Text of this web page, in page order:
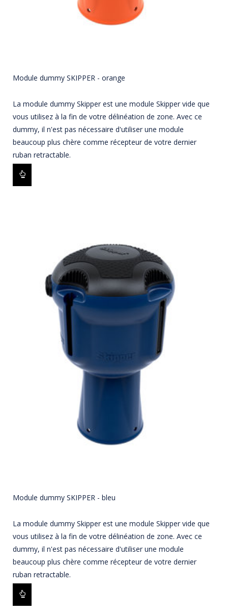
Module dummy SKIPPER - orange
La module dummy Skipper est une module Skipper vide que
vous utilisez à la fin de votre délinéation de zone. Avec ce
dummy, il n'est pas nécessaire d'utiliser une module
beaucoup plus chère comme récepteur de votre dernier
ruban retractable.
Module dummy SKIPPER - bleu
La module dummy Skipper est une module Skipper vide que
vous utilisez à la fin de votre délinéation de zone. Avec ce
dummy, il n'est pas nécessaire d'utiliser une module
beaucoup plus chère comme récepteur de votre dernier
ruban retractable.